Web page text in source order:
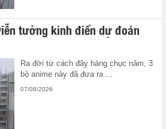
tưởng kinh điển dự đoán
Ra đời từ cách đây hàng chục năm, 3
bộ anime này đã đưa ra ...
07/08/2026